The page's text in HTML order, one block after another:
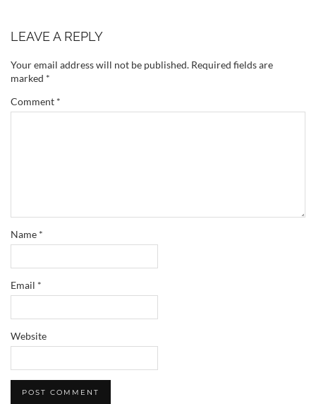
LEAVE A REPLY
Your email address will not be published. Required fields are
marked *
Comment *
Name *
Email *
Website